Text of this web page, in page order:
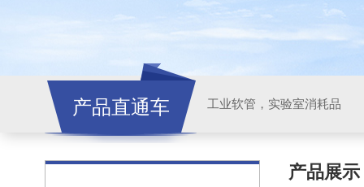
产品直通车 工业软管，实验室消耗品
产品展示